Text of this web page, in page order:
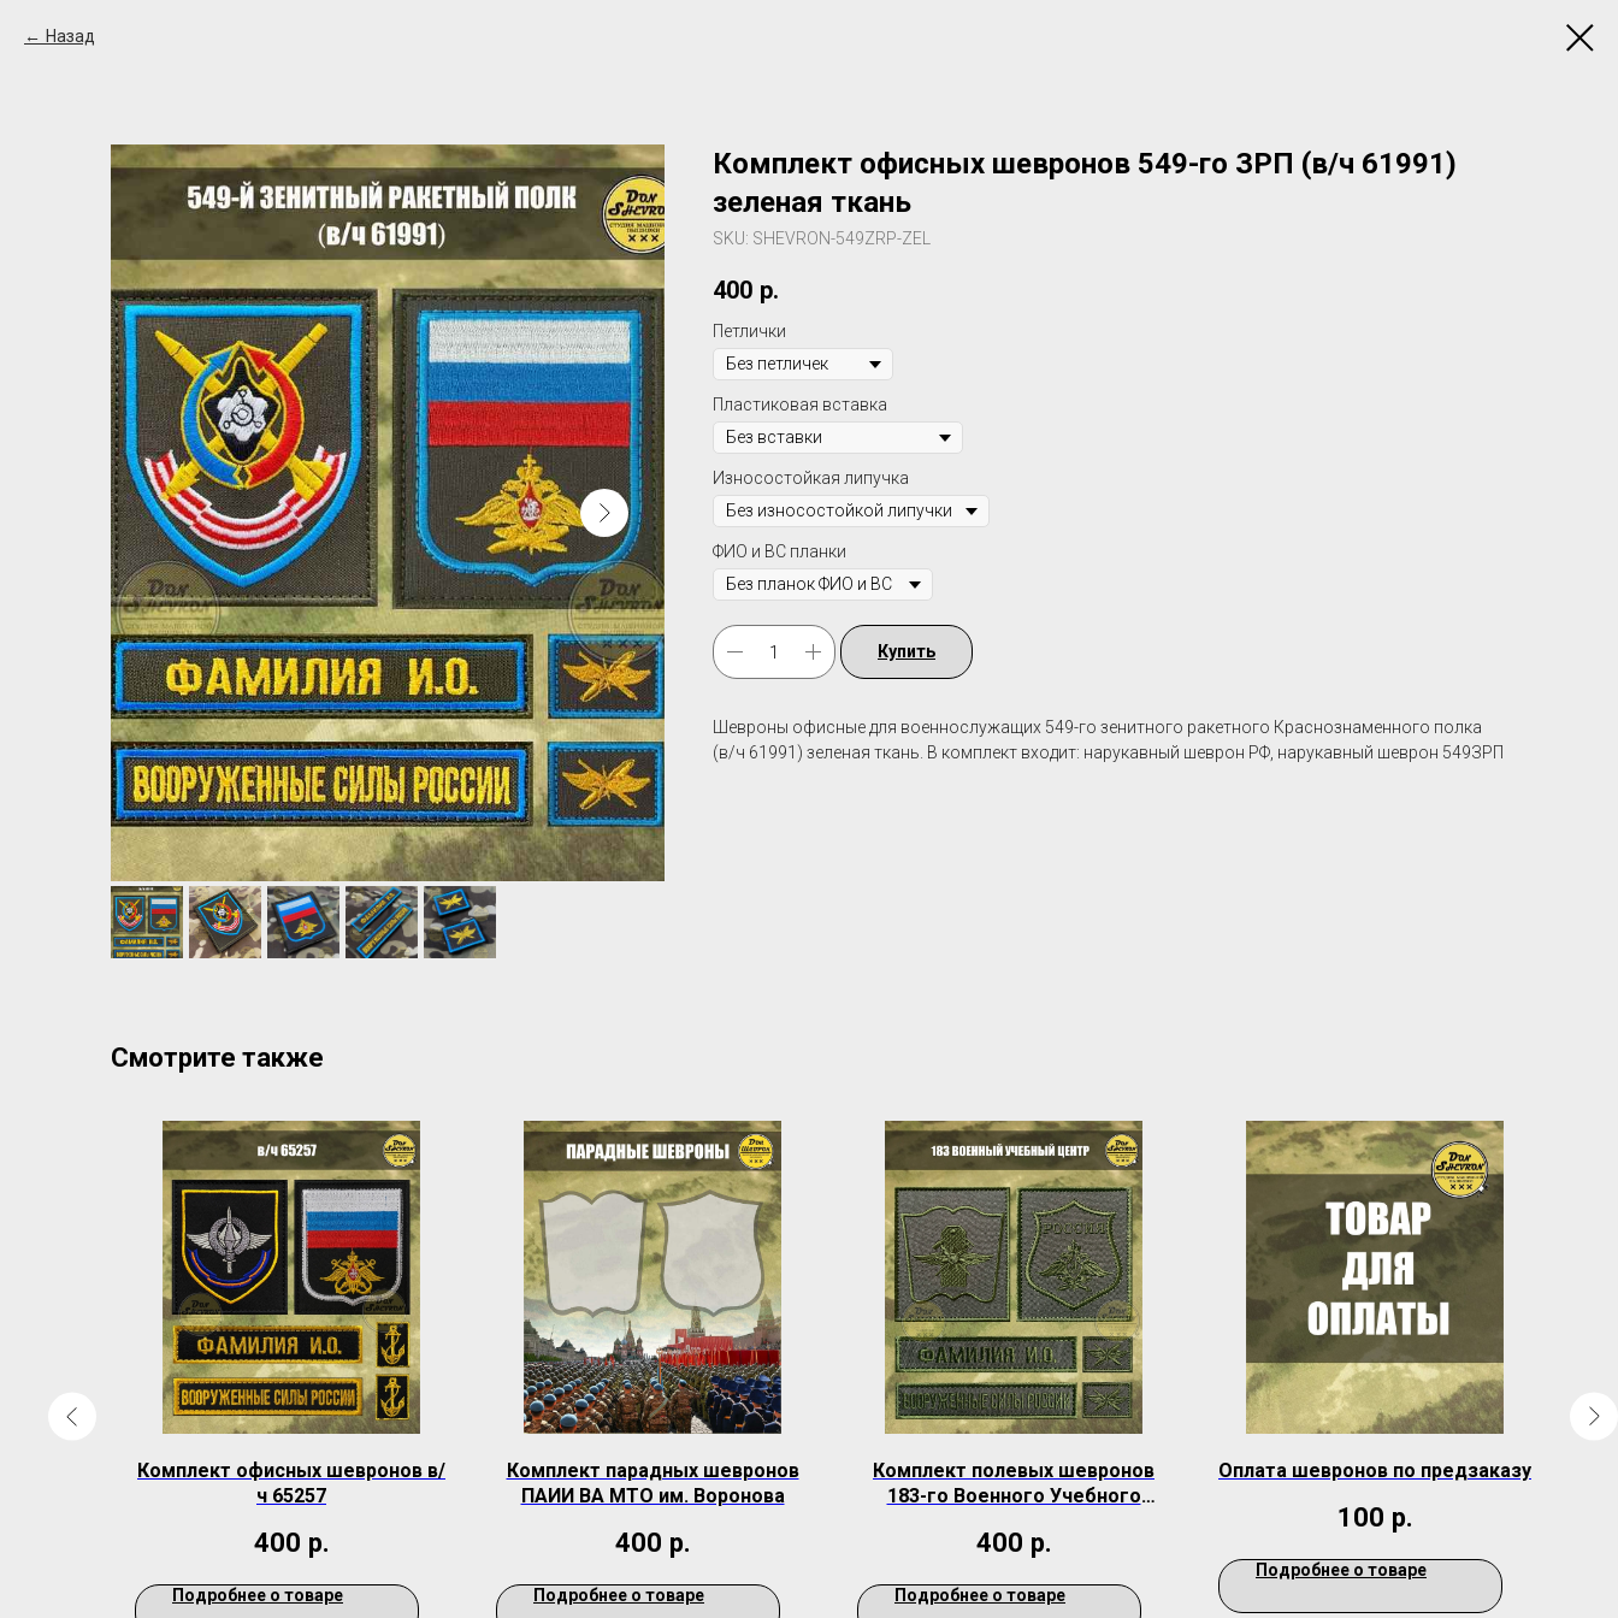
Назад
Комплект офисных шевронов 549-го ЗРП (в/ч 61991)
зеленая ткань
SKU: SHEVRON-549ZRP-ZEL
400 р.
Петлички
Пластиковая вставка
Износостойкая липучка
ФИО и ВС планки
Купить
Шевроны офисные для военнослужащих 549-го зенитного ракетного Краснознаменного полка
(в/ч 61991) зеленая ткань. В комплект входит: нарукавный шеврон РФ, нарукавный шеврон 549ЗРП
Смотрите также
Комплект офисных шевронов в/
ч 65257
400 р.
Подробнее о товаре
Комплект парадных шевронов
ПАИИ ВА МТО им. Воронова
400 р.
Подробнее о товаре
Комплект полевых шевронов
183-го Военного Учебного
400 р.
Подробнее о товаре
Оплата шевронов по предзаказу
100 р.
Подробнее о товаре